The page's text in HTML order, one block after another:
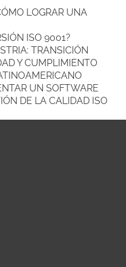
LOGRAR UNA
ISO 9001?
TRANSICIÓN
Y CUMPLIMIENTO
UN SOFTWARE
DE LA CALIDAD ISO